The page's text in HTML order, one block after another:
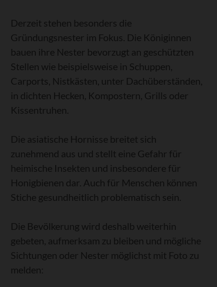
Derzeit stehen besonders die
Gründungsnester im Fokus. Die Königinnen
bauen ihre Nester bevorzugt an geschützten
Stellen wie beispielsweise in Schuppen,
Carports, Nistkästen, unter Dachüberständen,
in dichten Hecken, Kompostern, Grills oder
Kissentruhen.
Die asiatische Hornisse breitet sich
zunehmend aus und stellt eine Gefahr für
heimische Insekten und insbesondere für
Honigbienen dar. Auch für Menschen können
Stiche gesundheitlich problematisch sein.
Die Bevölkerung wird deshalb weiterhin
gebeten, aufmerksam zu bleiben und mögliche
Sichtungen oder Nester möglichst mit Foto zu
melden: